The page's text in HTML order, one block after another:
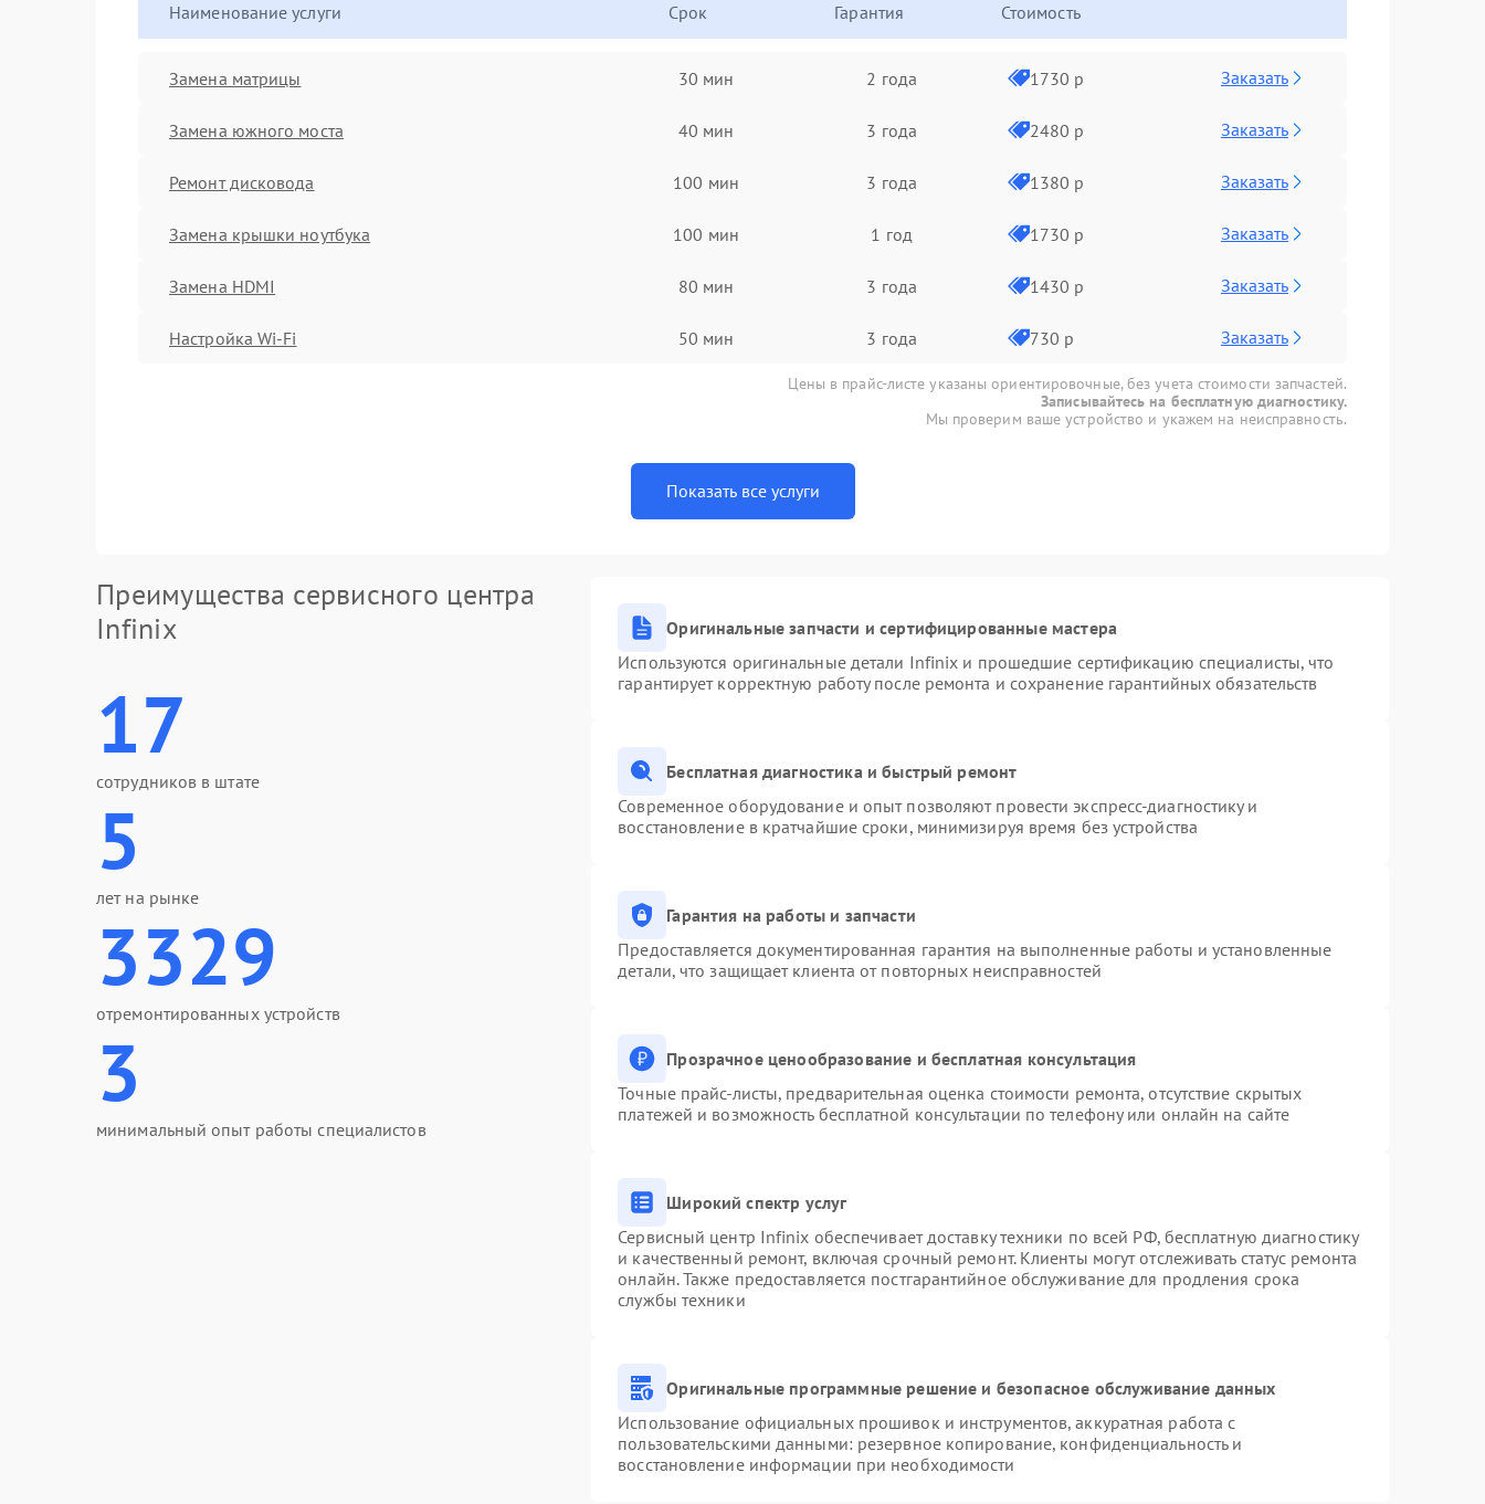
Наименование услуги Срок Гарантия Стоимость
Замена матрицы 30 мин 2 года 1730 р Заказать
Замена южного моста 40 мин 3 года 2480 р Заказать
Ремонт дисковода 100 мин 3 года 1380 р Заказать
Замена крышки ноутбука 100 мин 1 год 1730 р Заказать
Замена HDMI 80 мин 3 года 1430 р Заказать
Настройка Wi-Fi 50 мин 3 года 730 р Заказать
Цены в прайс-листе указаны ориентировочные, без учета стоимости запчастей.
Записывайтесь на бесплатную диагностику.
Мы проверим ваше устройство и укажем на неисправность.
Показать все услуги
Преимущества сервисного центра
Infinix
17
сотрудников в штате
5
лет на рынке
3329
отремонтированных устройств
3
минимальный опыт работы специалистов
Оригинальные запчасти и сертифицированные мастера
Используются оригинальные детали Infinix и прошедшие сертификацию специалисты, что
гарантирует корректную работу после ремонта и сохранение гарантийных обязательств
Бесплатная диагностика и быстрый ремонт
Современное оборудование и опыт позволяют провести экспресс-диагностику и
восстановление в кратчайшие сроки, минимизируя время без устройства
Гарантия на работы и запчасти
Предоставляется документированная гарантия на выполненные работы и установленные
детали, что защищает клиента от повторных неисправностей
Прозрачное ценообразование и бесплатная консультация
Точные прайс-листы, предварительная оценка стоимости ремонта, отсутствие скрытых
платежей и возможность бесплатной консультации по телефону или онлайн на сайте
Широкий спектр услуг
Сервисный центр Infinix обеспечивает доставку техники по всей РФ, бесплатную диагностику
и качественный ремонт, включая срочный ремонт. Клиенты могут отслеживать статус ремонта
онлайн. Также предоставляется постгарантийное обслуживание для продления срока
службы техники
Оригинальные программные решение и безопасное обслуживание данных
Использование официальных прошивок и инструментов, аккуратная работа с
пользовательскими данными: резервное копирование, конфиденциальность и
восстановление информации при необходимости